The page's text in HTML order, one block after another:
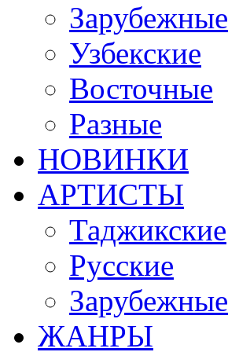
Зарубежные
Узбекские
Восточные
Разные
НОВИНКИ
АРТИСТЫ
Таджикские
Русские
Зарубежные
ЖАНРЫ